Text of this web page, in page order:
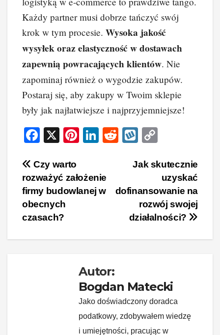
Każdy partner musi dobrze tańczyć swój
krok w tym procesie. Wysoka jakość
wysyłek oraz elastyczność w dostawach
zapewnią powracających klientów. Nie
zapominaj również o wygodzie zakupów.
Postaraj się, aby zakupy w Twoim sklepie
były jak najłatwiejsze i najprzyjemniejsze!
F
c
e
b
o
k
X
Pi
e
st
Li
e
dI
R
di
t
W
o
p
y
Li
n
Nawigacja
wpisu
Jak skutecznie
uzyskać
dofinansowanie na
rozwój swojej
działalności?
Czy warto
rozważyć założenie
firmy budowlanej w
obecnych
czasach?
Autor:
Bogdan Matecki
Jako doświadczony doradca
podatkowy, zdobywałem wiedzę
i umiejętności, pracując w